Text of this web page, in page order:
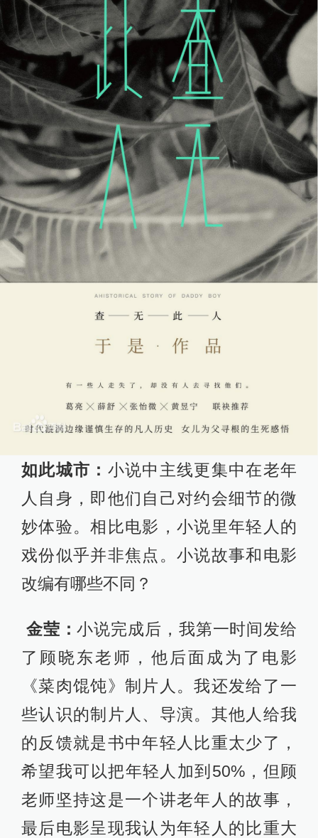
如此城市： 小说中主线更集中在老年
人自身，即他们自己对约会细节的微
妙体验。相比电影，小说里年轻人的
戏份似乎并非焦点。小说故事和电影
改编有哪些不同？
金莹：小说完成后，我第一时间发给
了顾晓东老师，他后面成为了电影
《菜肉馄饨》制片人。我还发给了一
些认识的制片人、导演。其他人给我
的反馈就是书中年轻人比重太少了，
希望我可以把年轻人加到50%，但顾
老师坚持这是一个讲老年人的故事，
最后电影呈现我认为年轻人的比重大